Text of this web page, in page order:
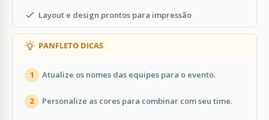
Layout e design prontos para impressão
PANFLETO DICAS
1 Atualize os nomes das equipes para o evento.
2 Personalize as cores para combinar com seu time.